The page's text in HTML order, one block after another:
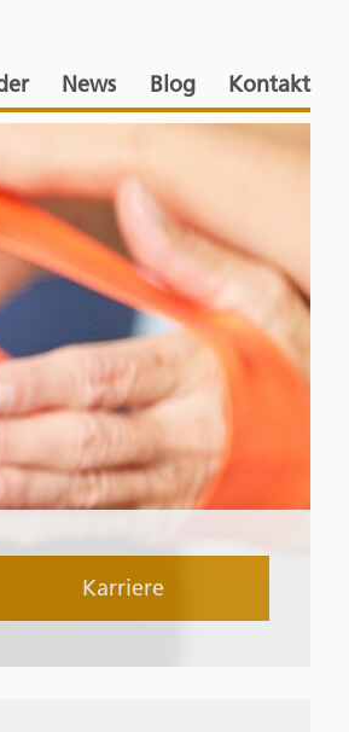
News Blog Kontakt
Karriere